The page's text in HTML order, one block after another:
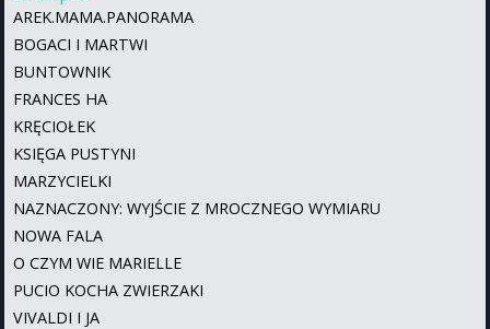
AREK.MAMA.PANORAMA
BOGACI I MARTWI
BUNTOWNIK
FRANCES HA
KRĘCIOŁEK
KSIĘGA PUSTYNI
MARZYCIELKI
NAZNACZONY: WYJŚCIE Z MROCZNEGO WYMIARU
NOWA FALA
O CZYM WIE MARIELLE
PUCIO KOCHA ZWIERZAKI
VIVALDI I JA